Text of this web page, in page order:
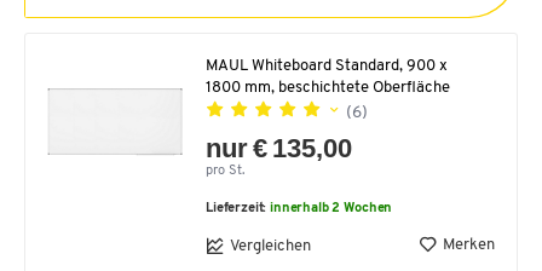
MAUL Whiteboard Standard, 900 x
1800 mm, beschichtete Oberfläche
(6)
nur € 135,00
pro St.
Lieferzeit:innerhalb 2 Wochen
Vergleichen Merken